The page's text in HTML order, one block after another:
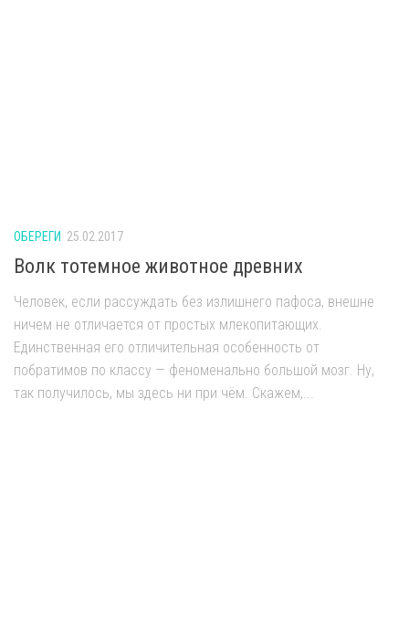
ОБЕРЕГИ 25.02.2017
Волк тотемное животное древних
Человек, если рассуждать без излишнего пафоса, внешне
ничем не отличается от простых млекопитающих.
Единственная его отличительная особенность от
побратимов по классу — феноменально большой мозг. Ну,
так получилось, мы здесь ни при чём. Скажем,...